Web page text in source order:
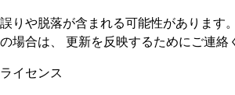
誤りや脱落が含まれる可能性があります
の場合は、 更新を反映するためにご連絡
ライセンス